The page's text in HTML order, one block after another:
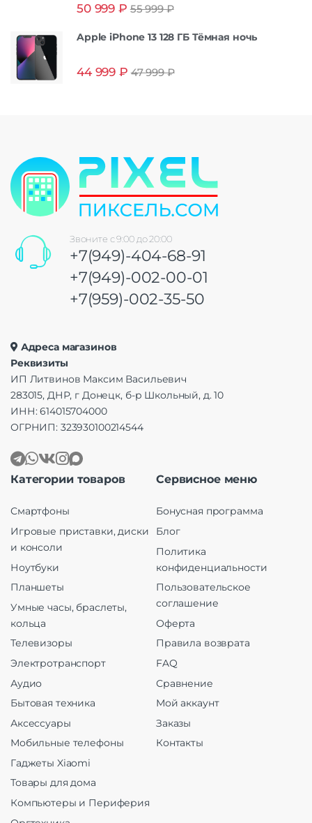
из 5
50 999 ₽ 55 999₽
Apple iPhone 13 128 ГБ Тёмная ночь
44 999 ₽ 47 999₽
Звоните с 9:00 до 20:00
+7(949)-404-68-91
+7(949)-002-00-01
+7(959)-002-35-50
Адреса магазинов
Реквизиты
ИП Литвинов Максим Васильевич
283015, ДНР, г Донецк, б-р Школьный, д. 10
ИНН: 614015704000
ОГРНИП: 323930100214544
Категории товаров
Смартфоны
Игровые приставки, диски
и консоли
Ноутбуки
Планшеты
Умные часы, браслеты,
кольца
Телевизоры
Электротранспорт
Аудио
Бытовая техника
Аксессуары
Мобильные телефоны
Гаджеты Xiaomi
Товары для дома
Компьютеры и Периферия
Сервисное меню
Бонусная программа
Блог
Политика
конфиденциальности
Пользовательское
соглашение
Оферта
Правила возврата
FAQ
Сравнение
Мой аккаунт
Заказы
Контакты